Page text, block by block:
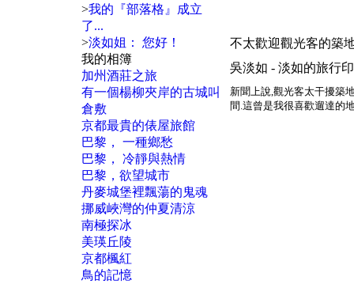
>我的『部落格』成立
了...
>淡如姐： 您好！
我的相簿
加州酒莊之旅
有一個楊柳夾岸的古城叫
倉敷
京都最貴的俵屋旅館
巴黎， 一種鄉愁
巴黎， 冷靜與熱情
巴黎，欲望城市
丹麥城堡裡飄蕩的鬼魂
挪威峽灣的仲夏清涼
南極探冰
美瑛丘陵
京都楓紅
鳥的記憶
不太歡迎觀光客的築
吳淡如 - 淡如的旅行印
新聞上說,觀光客太干擾築
間 .這曾是我很喜歡遛達的